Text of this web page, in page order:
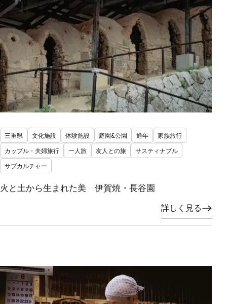
三重県 文化施設 体験施設 庭園&公園 通年
家族旅行
カップル・夫婦旅行
一人旅 友人との旅
サスティナブル
サブカルチャー
火と土から生まれた美 伊賀焼・長谷園
詳しく見る